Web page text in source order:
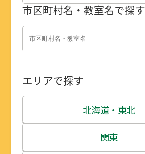
市区町村名・教室名で探す
エリアで探す
北海道・東北
北海道
関東